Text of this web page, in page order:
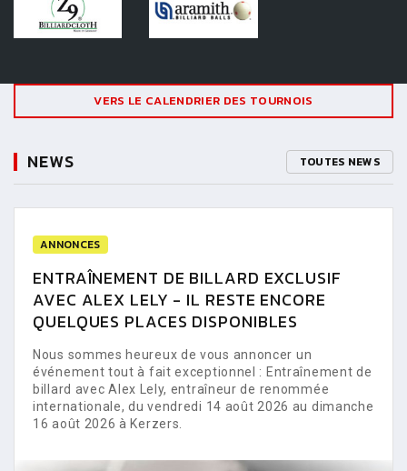
VERS LE CALENDRIER DES TOURNOIS
NEWS TOUTES NEWS
ANNONCES
ENTRAÎNEMENT DE BILLARD EXCLUSIF
AVEC ALEX LELY - IL RESTE ENCORE
QUELQUES PLACES DISPONIBLES
Nous sommes heureux de vous annoncer un
événement tout à fait exceptionnel : Entraînement de
billard avec Alex Lely, entraîneur de renommée
internationale, du vendredi 14 août 2026 au dimanche
16 août 2026 à Kerzers.